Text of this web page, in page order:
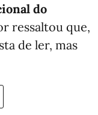
do
ressaltou que,
de ler, mas